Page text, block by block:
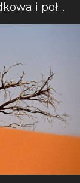
Afryka Dzika 11/14 – Namibia środkowa i południowa